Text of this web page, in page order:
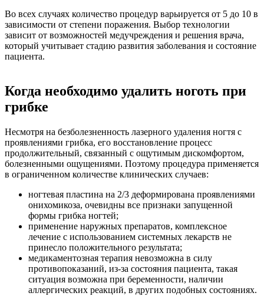
Во всех случаях количество процедур варьируется от 5 до 10 в
зависимости от степени поражения. Выбор технологии
зависит от возможностей медучреждения и решения врача,
который учитывает стадию развития заболевания и состояние
пациента.
Когда необходимо удалить ноготь при
грибке
Несмотря на безболезненность лазерного удаления ногтя с
проявлениями грибка, его восстановление процесс
продолжительный, связанный с ощутимым дискомфортом,
болезненными ощущениями. Поэтому процедура применяется
в ограниченном количестве клинических случаев:
ногтевая пластина на 2/3 деформирована проявлениями
онихомикоза, очевидны все признаки запущенной
формы грибка ногтей;
применение наружных препаратов, комплексное
лечение с использованием системных лекарств не
принесло положительного результата;
медикаментозная терапия невозможна в силу
противопоказаний, из-за состояния пациента, такая
ситуация возможна при беременности, наличии
аллергических реакций, в других подобных состояниях.